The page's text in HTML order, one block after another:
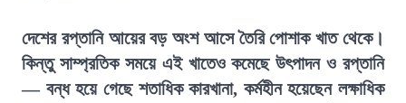
দেশের রপ্তানি আয়ের বড় অংশ আসে তৈরি পোশাক খাত থেকে।
কিন্তু সাম্প্রতিক সময়ে এই খাতেও কমেছে উৎপাদন ও রপ্তানি
— বন্ধ হয়ে গেছে শতাধিক কারখানা, কর্মহীন হয়েছেন লক্ষাধিক